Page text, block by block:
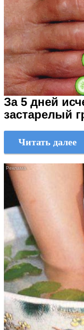
За 5 дней
застарелый
Читать далее